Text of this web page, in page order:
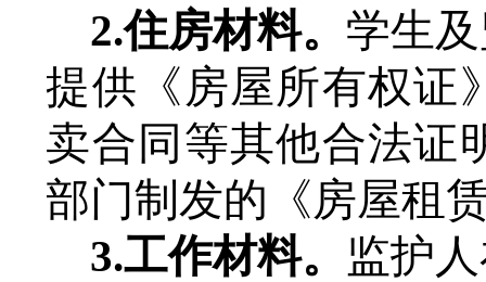
2.住房材料。 学生
提供《房屋所有权证
卖合同等其他合法证
部门制发的《房屋租
3.工作材料。 监护